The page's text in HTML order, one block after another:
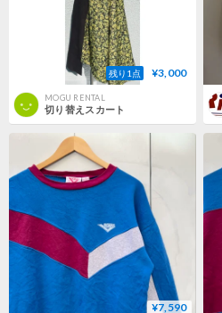
残り1点 ¥3,000
MOGU RENTAL
切り替えスカート
¥7,590